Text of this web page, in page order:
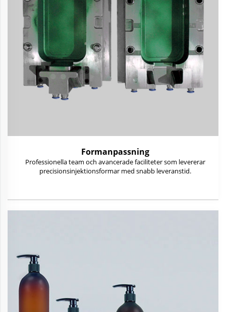
Formanpassning
Professionella team och avancerade faciliteter som levererar
precisionsinjektionsformar med snabb leveranstid.